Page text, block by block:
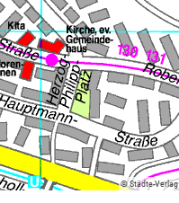
© Städte-Verlag